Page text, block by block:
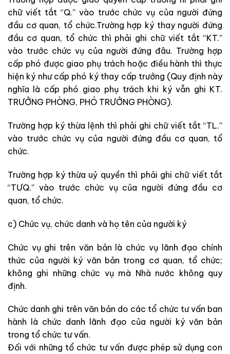
chữ viết tắt “Q.” vào trước chức vụ của người đứng
đầu cơ quan, tổ chức.Trường hợp ký thay người đứng
đầu cơ quan, tổ chức thì phải ghi chữ viết tắt “KT.”
vào trước chức vụ của người đứng đâu. Trường hợp
cấp phó được giao phụ trách hoặc điều hành thì thực
hiện ký như cấp phó ký thay cấp trưởng (Quy định này
nghĩa là cấp phó giao phụ trách khi ký vẫn ghi KT.
TRƯỞNG PHÒNG, PHÓ TRƯỞNG PHÒNG).
Trường hợp ký thừa lệnh thì phải ghi chữ viết tắt “TL.”
vào trước chức vụ của người đứng đầu cơ quan, tổ
chức.
Trường hợp ký thừa uỷ quyền thì phải ghi chữ viết tắt
“TƯQ.” vào trước chức vụ của người đứng đầu cơ
quan, tổ chức.
c) Chức vụ, chức danh và họ tên của người ký
Chức vụ ghi trên văn bản là chức vụ lãnh đạo chính
thức của người ký văn bản trong cơ quan, tổ chức;
không ghi những chức vụ mà Nhà nước không quy
định.
Chức danh ghi trên văn bản do các tổ chức tư vấn ban
hành là chức danh lãnh đạo của người ký văn bản
trong tổ chức tư vấn.
Đối với những tổ chức tư vấn được phép sử dụng con